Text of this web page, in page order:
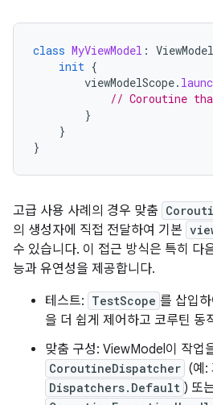
class MyViewModel : ViewModel
init {
viewModelScope.
// Coroutine
}
}
}
고급 사용 사례의 경우 맞춤
의 생성자에 직접 전달하여 기본
수 있습니다. 이 접근 방식은 특히 다
능과 유연성을 제공합니다.
테스트: TestScope 를 삽입
을 더 쉽게 제어하고 코루틴 동
맞춤 구성: ViewModel이 작업
CoroutineDispatcher (예:
Dispatchers.Default ) 또